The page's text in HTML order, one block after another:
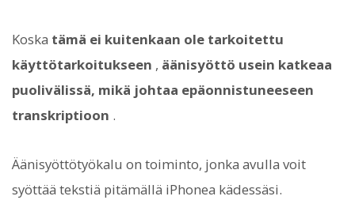
Koska tämä ei kuitenkaan ole tarkoitettu
käyttötarkoitukseen , äänisyöttö usein katkeaa
puolivälissä, mikä johtaa epäonnistuneeseen
transkriptioon .
Äänisyöttötyökalu on toiminto, jonka avulla voit
syöttää tekstiä pitämällä iPhonea kädessäsi.